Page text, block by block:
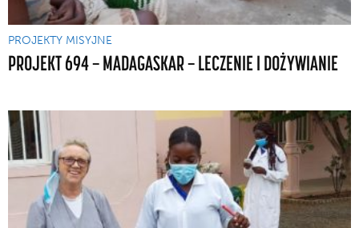
PROJEKTY MISYJNE
PROJEKT 694 — MADAGASKAR — LECZENIE I DOŻYWIANIE